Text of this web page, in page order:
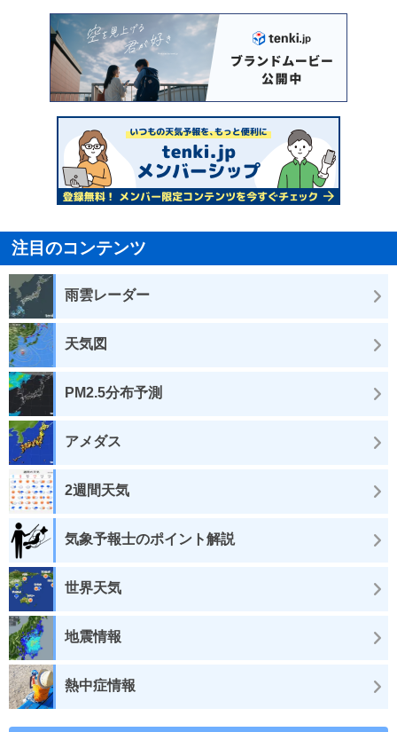
注目のコンテンツ
雨雲レーダー
天気図
PM2.5分布予測
アメダス
2週間天気
気象予報士のポイント解説
世界天気
地震情報
熱中症情報